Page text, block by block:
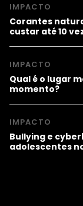
IMPACTO
Corantes
custar até 10
IMPACTO
Qual é o lugar
momento?
IMPACTO
Bullying e
adolescentes